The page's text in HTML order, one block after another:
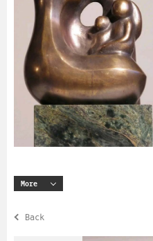
More
Back